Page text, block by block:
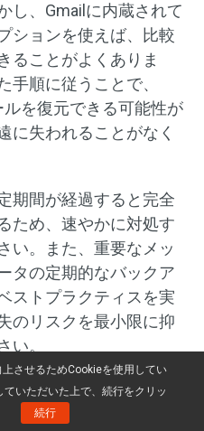
し、Gmailに内蔵されて
ションを使えば、比較
ることがよくありま
手順に従うことで、
を復元できる可能性が
に失われることがなく
期間が経過すると完全
ため、速やかに対処す
い。また、重要なメッ
タの定期的なバックア
ストプラクティスを実
のリスクを最小限に抑
い。
の使用中に問題が発
させるためCookieを使用してい
ていただいた上で、続行をクリッ
続行